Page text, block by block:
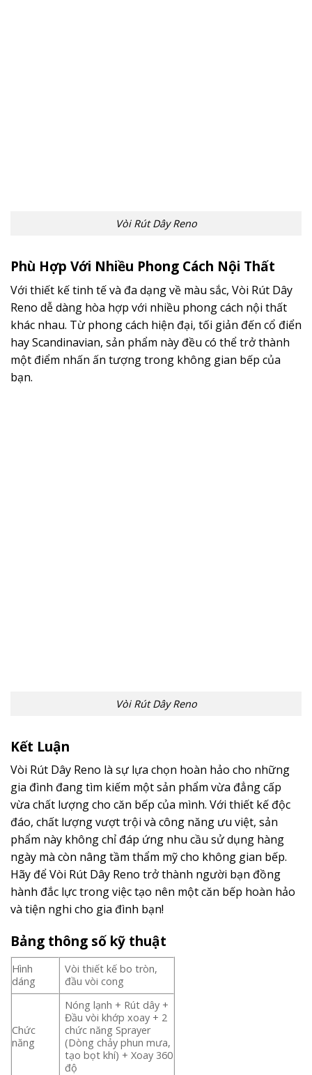
Vòi Rút Dây Reno
Phù Hợp Với Nhiều Phong Cách Nội Thất
Với thiết kế tinh tế và đa dạng về màu sắc, Vòi Rút Dây
Reno dễ dàng hòa hợp với nhiều phong cách nội thất
khác nhau. Từ phong cách hiện đại, tối giản đến cổ điển
hay Scandinavian, sản phẩm này đều có thể trở thành
một điểm nhấn ấn tượng trong không gian bếp của
bạn.
Vòi Rút Dây Reno
Kết Luận
Vòi Rút Dây Reno là sự lựa chọn hoàn hảo cho những
gia đình đang tìm kiếm một sản phẩm vừa đẳng cấp
vừa chất lượng cho căn bếp của mình. Với thiết kế độc
đáo, chất lượng vượt trội và công năng ưu việt, sản
phẩm này không chỉ đáp ứng nhu cầu sử dụng hàng
ngày mà còn nâng tầm thẩm mỹ cho không gian bếp.
Hãy để Vòi Rút Dây Reno trở thành người bạn đồng
hành đắc lực trong việc tạo nên một căn bếp hoàn hảo
và tiện nghi cho gia đình bạn!
Bảng thông số kỹ thuật
Hình
dáng
Vòi thiết kế bo tròn,
đầu vòi cong
Chức
năng
Nóng lạnh + Rút dây +
Đầu vòi khớp xoay + 2
chức năng Sprayer
(Dòng chảy phun mưa,
tạo bọt khí) + Xoay 360
độ